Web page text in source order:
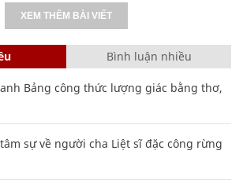
XEM THÊM BÀI VIẾT
Bình luận nhiều
Bảng công thức lượng giác bằng thơ,
sự về người cha Liệt sĩ đặc công rừng